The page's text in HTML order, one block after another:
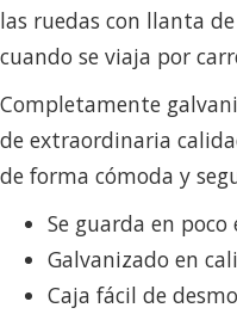
las ruedas con llanta
cuando se viaja por
Completamente
de extraordinaria
de forma cómoda y
Se guarda en poco
Galvanizado en
Caja fácil de